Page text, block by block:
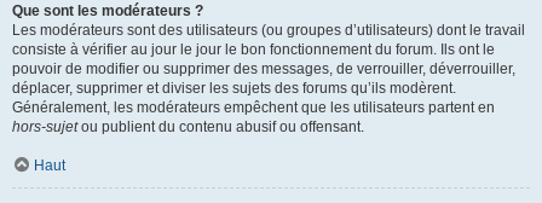
Que sont les modérateurs ?
Les modérateurs sont des utilisateurs (ou groupes d’utilisateurs) dont le travail
consiste à vérifier au jour le jour le bon fonctionnement du forum. Ils ont le
pouvoir de modifier ou supprimer des messages, de verrouiller, déverrouiller,
déplacer, supprimer et diviser les sujets des forums qu’ils modèrent.
Généralement, les modérateurs empêchent que les utilisateurs partent en
hors-sujetou publient du contenu abusif ou offensant.
Haut